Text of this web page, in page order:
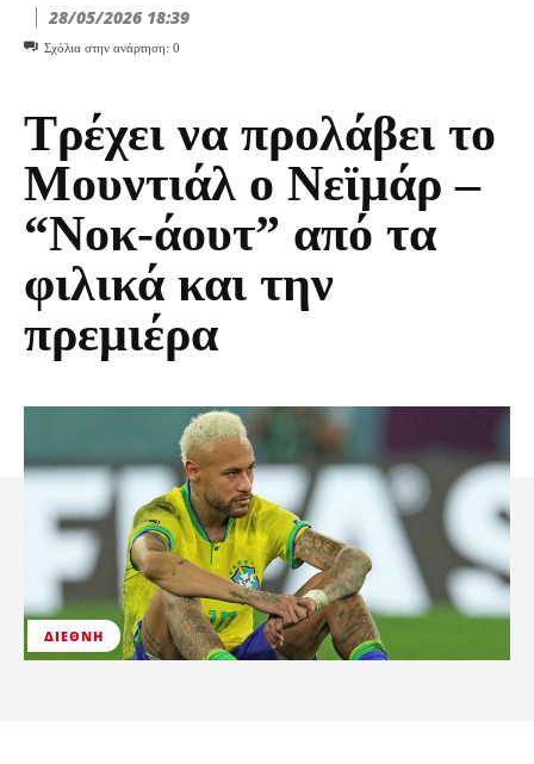
28/05/2026 18:39
Σχόλια στην ανάρτηση: 0
Τρέχει να προλάβει το
Μουντιάλ ο Νεϊμάρ –
“Νοκ-άουτ” από τα
φιλικά και την
πρεμιέρα
ΔΙΕΘΝΉ